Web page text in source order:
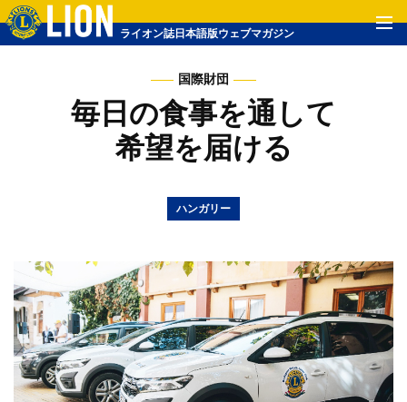
ライオン誌日本語版ウェブマガジン
国際財団
毎日の食事を通して
希望を届ける
ハンガリー